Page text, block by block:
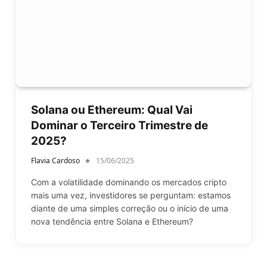
Solana ou Ethereum: Qual Vai
Dominar o Terceiro Trimestre de
2025?
Flavia Cardoso 15/06/2025
Com a volatilidade dominando os mercados cripto
mais uma vez, investidores se perguntam: estamos
diante de uma simples correção ou o início de uma
nova tendência entre Solana e Ethereum?